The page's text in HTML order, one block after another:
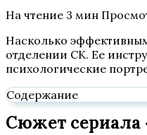
На чтение 3 мин
Насколько
отделении СК. Ее
психологические
Содержание
Сюжет сериала